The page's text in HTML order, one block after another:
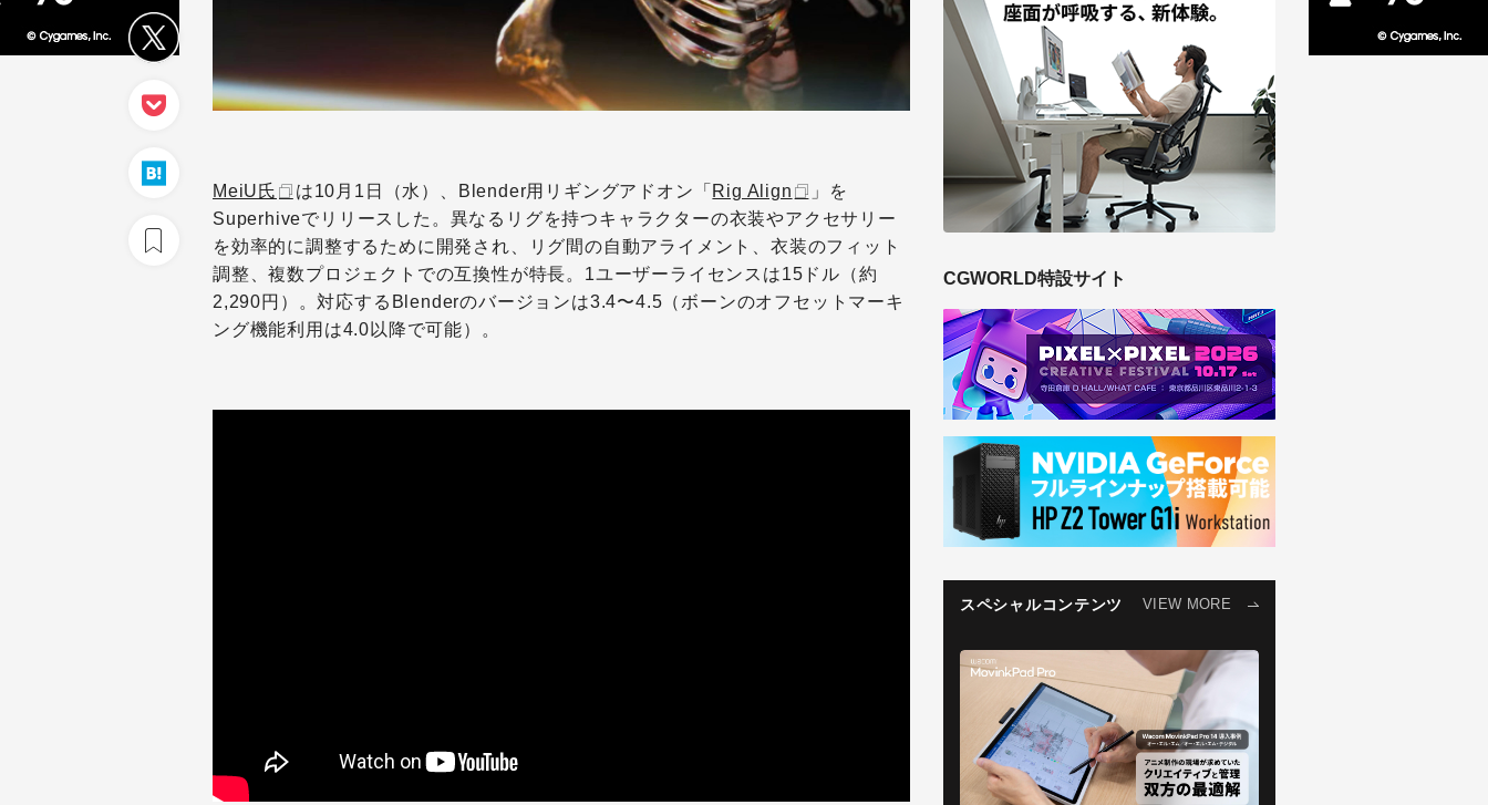
MeiU氏 は10月1日（水）、Blender用リギングアドオン「 Rig Align
」を
Superhiveでリリースした。異なるリグを持つキャラクターの衣装やアクセサリー
を効率的に調整するために開発され、リグ間の自動アライメント、衣装のフィット
調整、複数プロジェクトでの互換性が特長。1ユーザーライセンスは15ドル（約
2,290円）。対応するBlenderのバージョンは3.4〜4.5（ボーンのオフセットマーキ
ング機能利用は4.0以降で可能）。
CGWORLD特設サイト
スペシャルコンテンツ VIEW MORE